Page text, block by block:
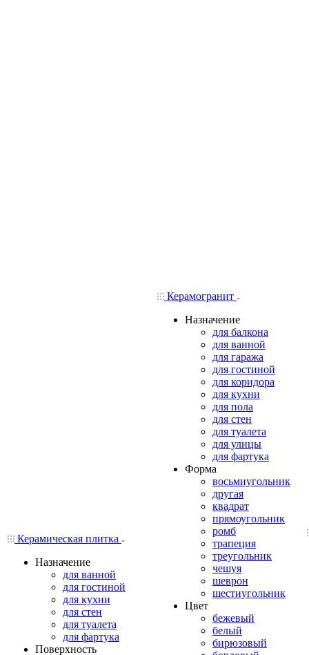
Керамическая плитка
Назначение
для ванной
для гостиной
для кухни
для стен
для туалета
для фартука
Поверхность
Керамогранит
Назначение
для балкона
для ванной
для гаража
для гостиной
для коридора
для кухни
для пола
для стен
для туалета
для улицы
для фартука
Форма
восьмиугольник
другая
квадрат
прямоугольник
ромб
трапеция
треугольник
чешуя
шеврон
шестиугольник
Цвет
бежевый
белый
бирюзовый